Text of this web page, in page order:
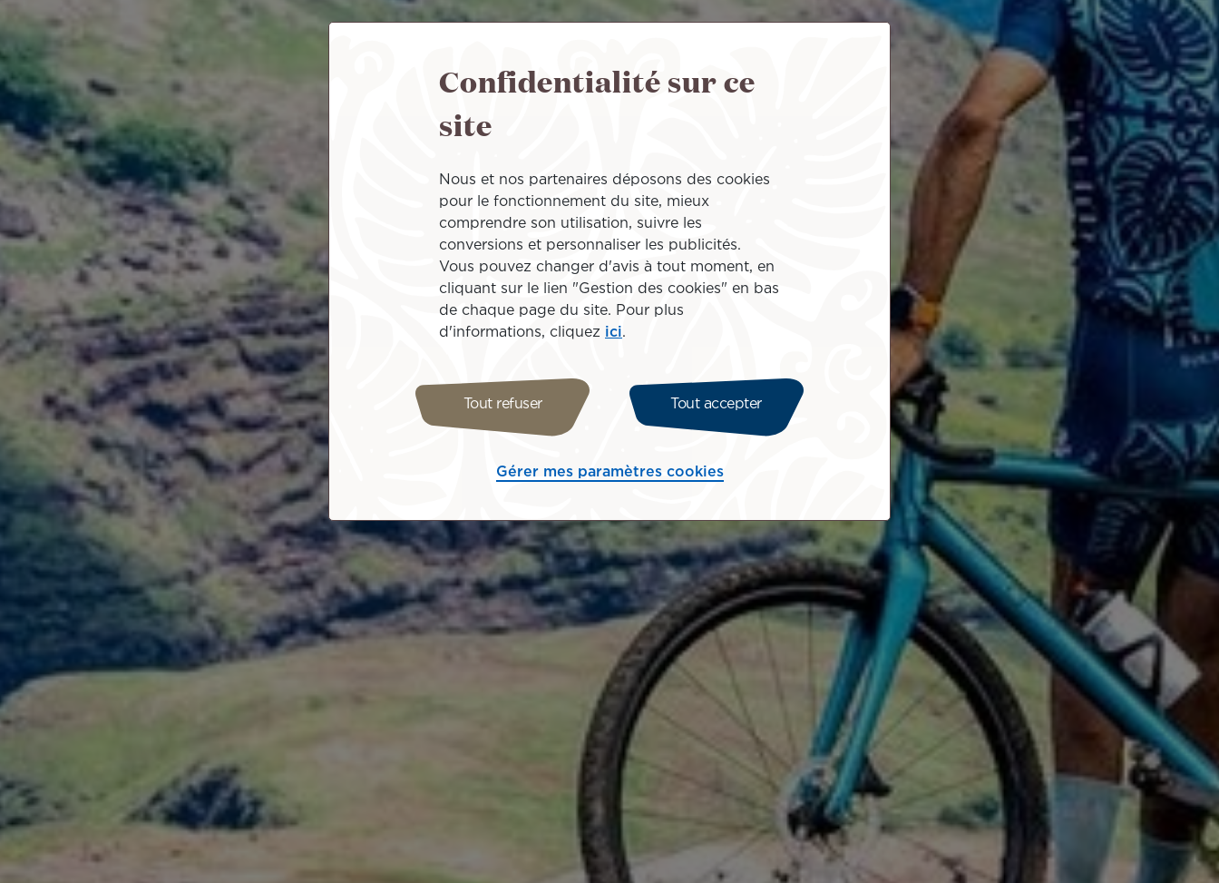
Confidentialité sur ce
site
Nous et nos partenaires déposons des cookies
pour le fonctionnement du site, mieux
comprendre son utilisation, suivre les
conversions et personnaliser les publicités.
Vous pouvez changer d'avis à tout moment, en
cliquant sur le lien "Gestion des cookies" en bas
de chaque page du site. Pour plus
d'informations, cliquez ici.
Tout refuser Tout accepter
Gérer mes paramètres cookies